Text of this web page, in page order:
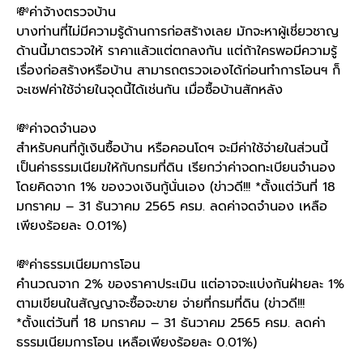
💸ค่าจ้างตรวจบ้าน
บางท่านที่ไม่มีความรู้ด้านการก่อสร้างเลย มักจะหาผู้เชี่ยวชาญ
ด้านนี้มาตรวจให้ ราคาแล้วแต่ตกลงกัน แต่ถ้าใครพอมีความรู้
เรื่องก่อสร้างหรือบ้าน สามารถตรวจเองได้ก่อนทำการโอนฯ ก็
จะเซฟค่าใช้จ่ายในจุดนี้ได้เช่นกัน เมื่อซื้อบ้านสักหลัง
💸ค่าจดจำนอง
สำหรับคนที่กู้เงินซื้อบ้าน หรือคอนโดฯ จะมีค่าใช้จ่ายในส่วนนี้
เป็นค่าธรรมเนียมให้กับกรมที่ดิน เรียกว่าค่าจดทะเบียนจำนอง
โดยคิดจาก 1% ของวงเงินกู้นั่นเอง (ข่าวดี!!! *ตั้งแต่วันที่ 18
มกราคม – 31 ธันวาคม 2565 ครม. ลดค่าจดจำนอง เหลือ
เพียงร้อยละ 0.01%)
💸ค่าธรรมเนียมการโอน
คำนวณจาก 2% ของราคาประเมิน แต่อาจจะแบ่งกันฝ่ายละ 1%
ตามเขียนในสัญญาจะซื้อจะขาย จ่ายที่กรมที่ดิน (ข่าวดี!!!
*ตั้งแต่วันที่ 18 มกราคม – 31 ธันวาคม 2565 ครม. ลดค่า
ธรรมเนียมการโอน เหลือเพียงร้อยละ 0.01%)